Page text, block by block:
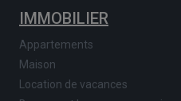
IMMOBILIER
Appartements
Maison
Location de vacances